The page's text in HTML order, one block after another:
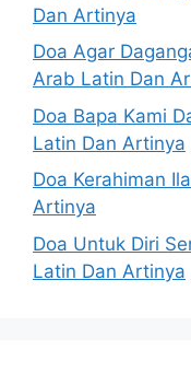
Dan Artinya
Doa Agar
Arab Latin Dan
Doa Bapa Kami
Latin Dan Artinya
Doa Kerahiman
Artinya
Doa Untuk Diri
Latin Dan Artinya